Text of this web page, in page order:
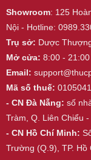
Showroom: 125
Nội - Hotline:
Trụ sở: Dược
Mở cửa: 8:00 -
Email:
Mã số thuế:
- CN Đà Nẵng: số
Tràm, Q. Liên Chiểu
- CN Hồ Chí Minh:
Trường (Q.9), TP. Hồ